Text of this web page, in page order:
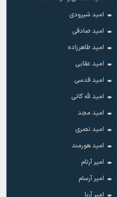
امید شیرودی
امید صادقی
امید طاهرزاده
امید عقابی
امید قدسی
امید لله گانی
امید مجد
امید نصری
امید هورمند
امیر آرتام
امیر آرسام